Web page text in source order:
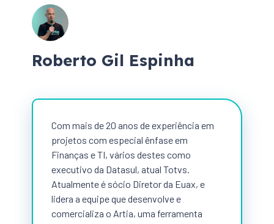
Roberto Gil Espinha
Com mais de 20 anos de experiência em
projetos com especial ênfase em
Finanças e TI, vários destes como
executivo da Datasul, atual Totvs.
Atualmente é sócio Diretor da Euax, e
lidera a equipe que desenvolve e
comercializa o Artia, uma ferramenta